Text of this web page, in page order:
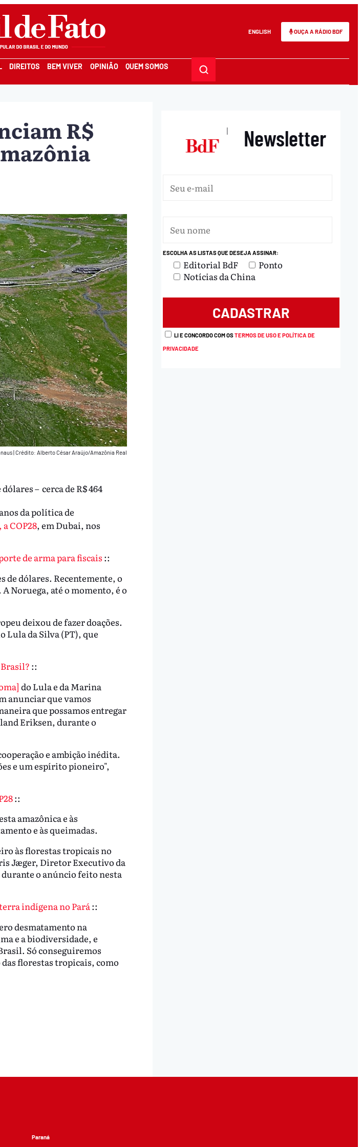
ENGLISH OUÇA A RÁDIO BDF
DIREITOS BEM VIVER OPINIÃO QUEM SOMOS
R$
|Crédito: Alberto César Araújo/Amazônia Real
– cerca de R$ 464
da política de
COP28, em Dubai, nos
de arma para fiscais ::
de dólares. Recentemente, o
Noruega, até o momento, é o
deixou de fazer doações.
Lula da Silva (PT), que
::
do Lula e da Marina
anunciar que vamos
que possamos entregar
Eriksen, durante o
e ambição inédita.
e um espírito pioneiro",
::
amazônica e às
e às queimadas.
às florestas tropicais no
Jæger, Diretor Executivo da
o anúncio feito nesta
indígena no Pará::
desmatamento na
e a biodiversidade, e
Só conseguiremos
florestas tropicais, como
| Newsletter
ESCOLHA AS LISTAS QUE DESEJA ASSINAR:
Editorial BdF
Ponto
Notícias da China
LI E CONCORDO COM OSTERMOS DE USO E POLÍTICA DE
PRIVACIDADE
Paraná